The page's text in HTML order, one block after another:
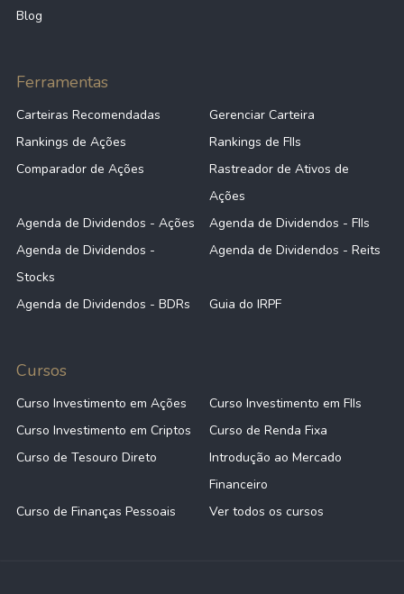
Blog
Ferramentas
Carteiras Recomendadas
Gerenciar Carteira
Rankings de Ações
Rankings de FIIs
Comparador de Ações
Rastreador de Ativos de
Ações
Agenda de Dividendos - Ações
Agenda de Dividendos - FIIs
Agenda de Dividendos -
Stocks
Agenda de Dividendos - Reits
Agenda de Dividendos - BDRs Guia do IRPF
Cursos
Curso Investimento em Ações
Curso Investimento em FIIs
Curso Investimento em Criptos
Curso de Renda Fixa
Curso de Tesouro Direto
Introdução ao Mercado
Financeiro
Curso de Finanças Pessoais
Ver todos os cursos